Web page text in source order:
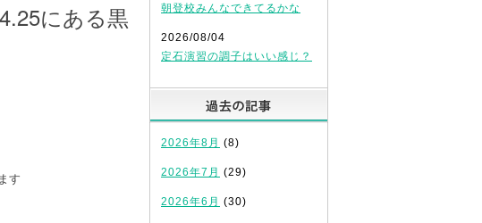
にある黒
す
朝登校みんなできてるかな
2026/08/04
定石演習の調子はいい感じ？
2026年8月 (8)
2026年7月 (29)
2026年6月 (30)